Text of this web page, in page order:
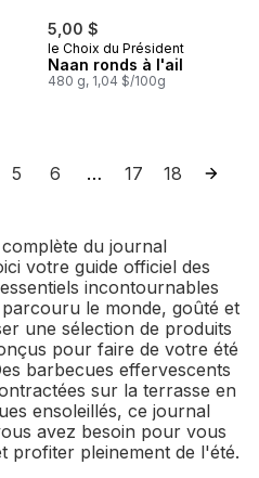
5,00 $
le Choix du Président
Naan ronds à l'ail
480 g, 1,04 $/100g
5 6 … 17 18
du journal
votre guide officiel des
incontournables
le monde, goûté et
une sélection de produits
pour faire de votre été
barbecues effervescents
sur la terrasse en
ensoleillés, ce journal
avez besoin pour vous
profiter pleinement de l'été.